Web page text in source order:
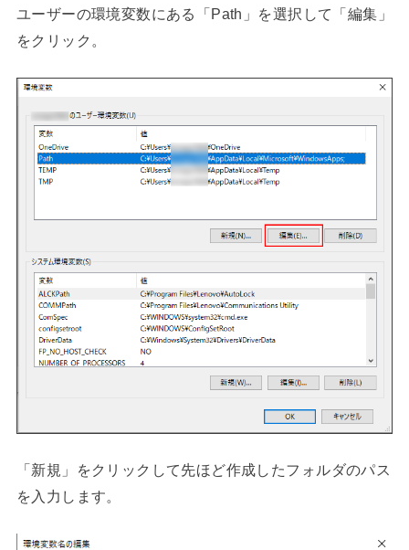
ユーザーの環境変数にある「Path」を選択して「編集」
をクリック。
「新規」をクリックして先ほど作成したフォルダのパス
を入力します。